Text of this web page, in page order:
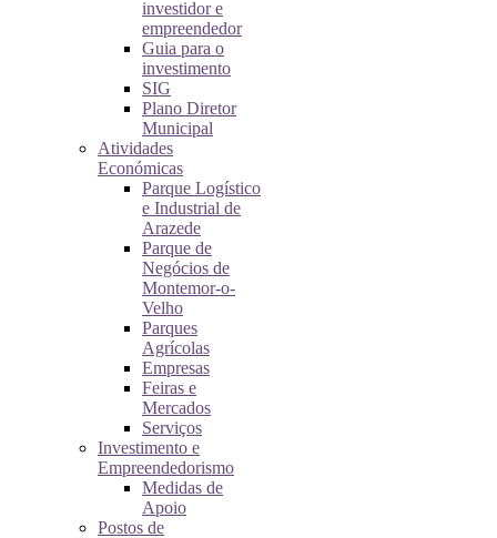
investidor e
empreendedor
Guia para o
investimento
SIG
Plano Diretor
Municipal
Atividades
Económicas
Parque Logístico
e Industrial de
Arazede
Parque de
Negócios de
Montemor-o-
Velho
Parques
Agrícolas
Empresas
Feiras e
Mercados
Serviços
Investimento e
Empreendedorismo
Medidas de
Apoio
Postos de